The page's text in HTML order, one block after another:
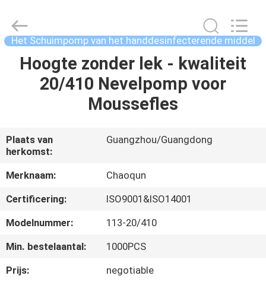
HUIS
PRODUCTEN
ONGEVEER
ONS
FABRIEKSREIS
CONTACTEER
All
Rights
Reserved.
Het Schuimpomp van het handdesinfecterende middel
Hoogte zonder lek - kwaliteit
20/410 Nevelpomp voor
Moussefles
Plaats van
herkomst:
Guangzhou/Guangdong
Merknaam:
Chaoqun
Certificering:
ISO9001&ISO14001
Modelnummer:
113-20/410
Min. bestelaantal:
1000PCS
Prijs:
negotiable